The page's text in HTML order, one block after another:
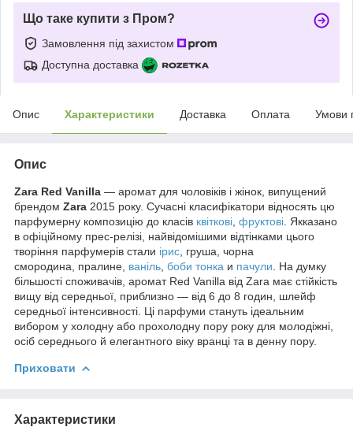
Що таке купити з Пром?
Замовлення під захистом
Доступна доставка
Опис Характеристики Доставка Оплата Умови
Опис
Zara Red Vanilla — аромат для чоловіків і жінок, випущений
брендом Zara 2015 року. Сучасні класифікатори відносять цю
парфумерну композицію до класів квіткові фруктові . Якказано
в офіційному прес-релізі, найвідомішими відтінками цього
творіння парфумерів стали ірис , груша, чорна
смородина, пралине, ваніль боби тонка и пачули . На думку
більшості споживачів, аромат Red Vanilla від Zara має стійкість
вищу від середньої, приблизно — від 6 до 8 годин, шлейф
середньої інтенсивності. Ці парфуми стануть ідеальним
вибором у холодну або прохолодну пору року для молодіжні,
осіб середнього й елегантного віку вранці та в денну пору.
Приховати
Характеристики